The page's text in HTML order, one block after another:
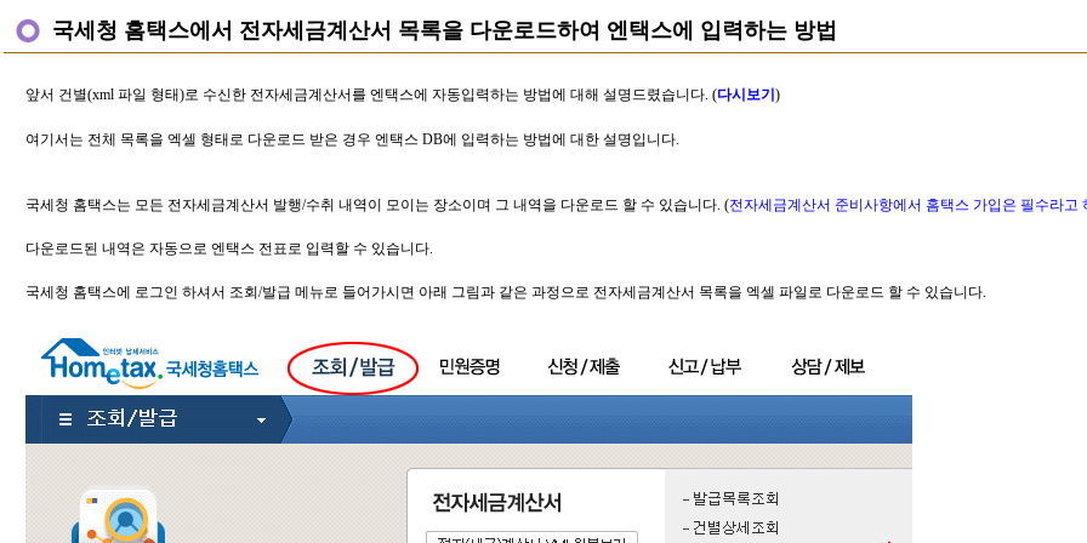
국세청 홈택스에서 전자세금계산서 목록을 다운로드하여 엔택스에 입력하는 방법
앞서 건별(xml 파일 형태)로 수신한 전자세금계산서를 엔택스에 자동입력하는 방법에 대해 설명드렸습니다. (다시보기)
여기서는 전체 목록을 엑셀 형태로 다운로드 받은 경우 엔택스 DB에 입력하는 방법에 대한 설명입니다.
국세청 홈택스는 모든 전자세금계산서 발행/수취 내역이 모이는 장소이며 그 내역을 다운로드 할 수 있습니다. (전자세금계산서 준비사항에서 홈택스 가입은 필수라고
다운로드된 내역은 자동으로 엔택스 전표로 입력할 수 있습니다.
국세청 홈택스에 로그인 하셔서 조회/발급 메뉴로 들어가시면 아래 그림과 같은 과정으로 전자세금계산서 목록을 엑셀 파일로 다운로드 할 수 있습니다.